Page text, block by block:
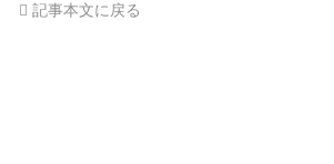
記事本文に戻る